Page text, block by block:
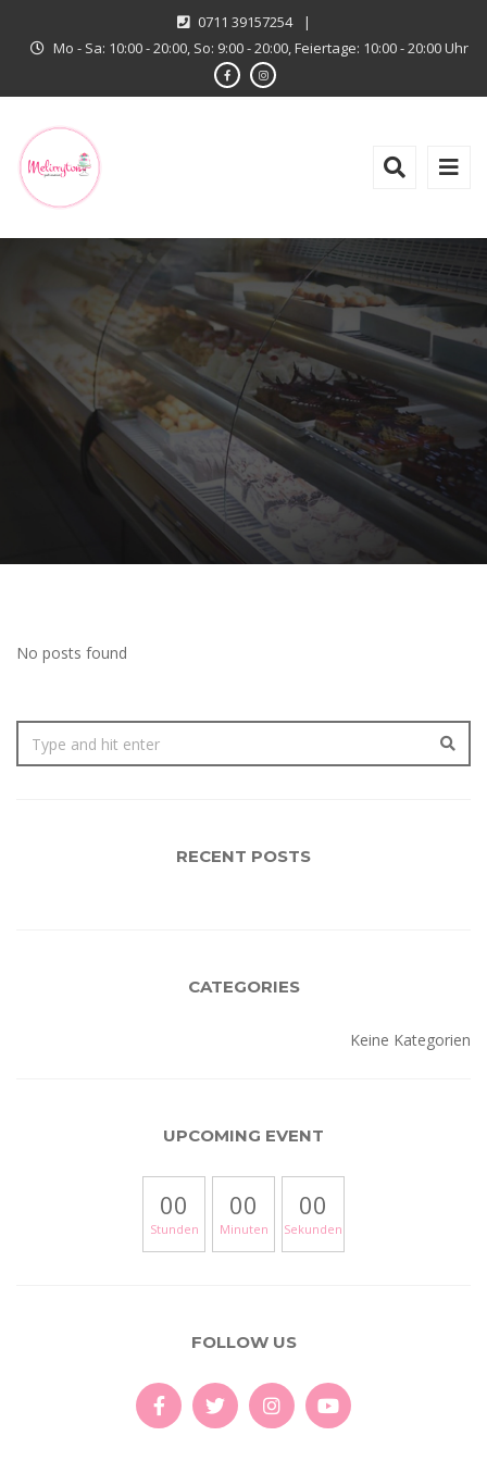
0711 39157254
|
Mo - Sa: 10:00 - 20:00, So: 9:00 - 20:00, Feiertage: 10:00 - 20:00 Uhr
No posts found
RECENT POSTS
CATEGORIES
Keine Kategorien
UPCOMING EVENT
00
Stunden
00
Minuten
00
Sekunden
FOLLOW US